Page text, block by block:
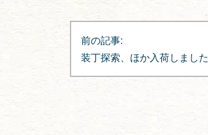
投
稿
ナ
前の記事:
装丁探索、ほか入荷しました